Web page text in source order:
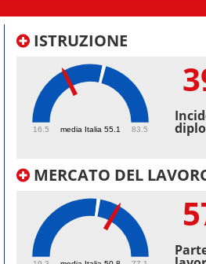
ISTRUZIONE
media Italia 55.1
16.5 83.5
MERCATO DEL